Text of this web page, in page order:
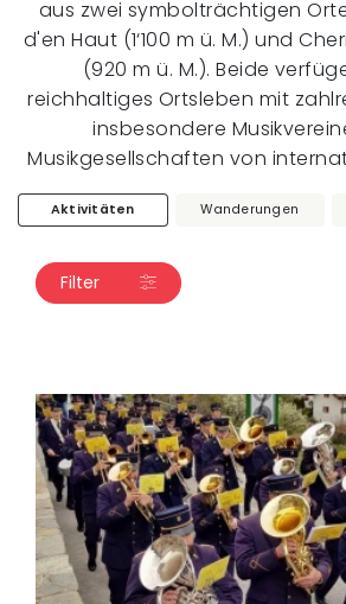
aus zwei symbolträchtigen
d'en Haut (1‘100 m ü. M.) und
(920 m ü. M.). Beide
reichhaltiges Ortsleben mit
insbesondere
Musikgesellschaften von
Aktivitäten Wanderungen
Filter